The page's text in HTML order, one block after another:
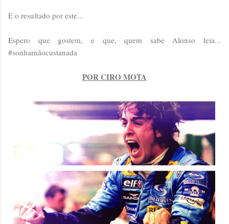
E o resultado por este...
Espero que gostem, e que, quem sabe Alonso leia...
#sonharnãocustanada
POR CIRO MOTA